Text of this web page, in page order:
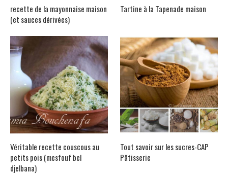
recette de la mayonnaise maison
(et sauces dérivées)
Tartine à la Tapenade maison
Véritable recette couscous au
petits pois (mesfouf bel
djelbana)
Tout savoir sur les sucres-CAP
Pâtisserie